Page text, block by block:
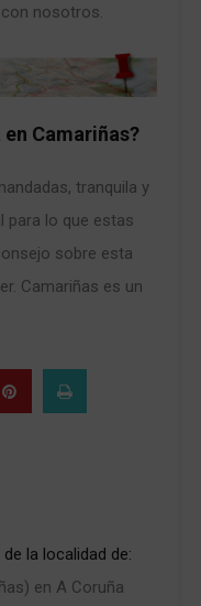
con nosotros.
Camariñas?
tranquila y
para lo que estas
sobre esta
Camariñas es un
la localidad de:
en A Coruña